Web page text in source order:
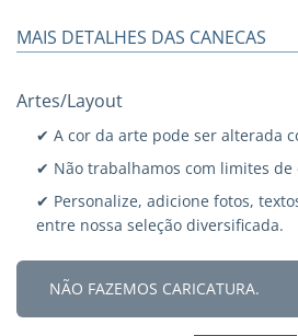
MAIS DETALHES DAS CANECAS
Artes/Layout
✔ A cor da arte pode ser alterada
✔ Não trabalhamos com limites de
✔ Personalize, adicione fotos,
entre nossa seleção diversificada.
NÃO FAZEMOS CARICATURA.